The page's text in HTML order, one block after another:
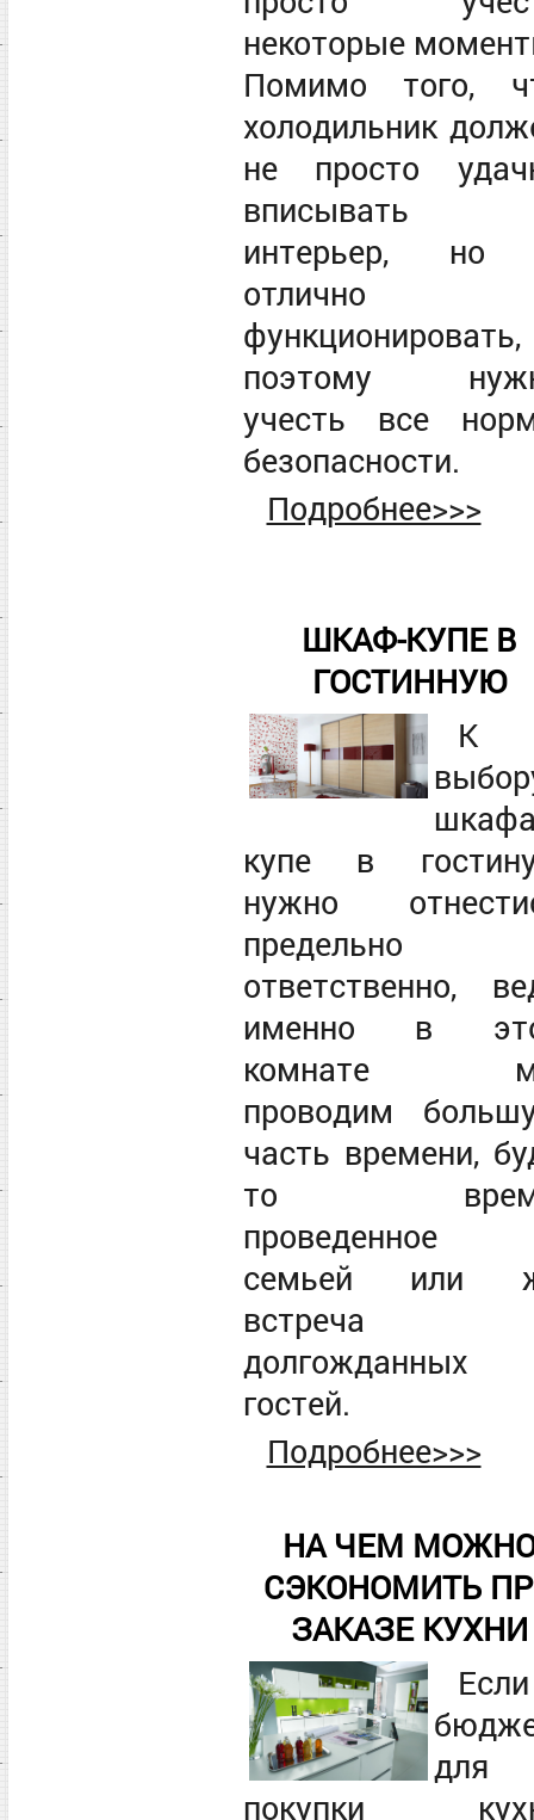
некоторые
Помимо того,
холодильник
не просто
вписывать
интерьер, но
отлично
функционировать,
поэтому
учесть все
безопасности.
Подробнее>>>
ШКАФ-КУПЕ В
ГОСТИННУЮ
К
купе в
нужно
предельно
ответственно,
именно в
комнате
проводим
часть времени,
то
проведенное
семьей или
встреча
долгожданных
гостей.
Подробнее>>>
НА ЧЕМ
СЭКОНОМИТЬ
ЗАКАЗЕ КУХНИ
Если
для
покупки